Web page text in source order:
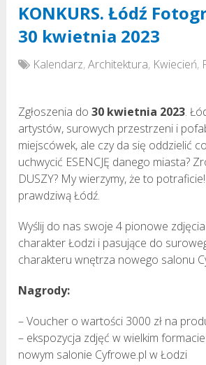
KONKURS. Łódź
30 kwietnia 2023
Kalendarz,Architektura, Kwiecień,
Zgłoszenia do30 kwietnia 2023.
artystów, surowych przestrzeni i
miejscówek, ale czy da się oddzielić
uchwycić ESENCJĘ danego miasta?
DUSZY? My wierzymy, że to
prawdziwą Łódź.
Wyślij do nas swoje 4 pionowe
charakter Łodzi i pasujące do
charakteru wnętrza nowego salonu
Nagrody:
– Voucher o wartości 3000 zł na
– ekspozycja zdjęć w wielkim
nowym salonie Cyfrowe.pl w Łodzi